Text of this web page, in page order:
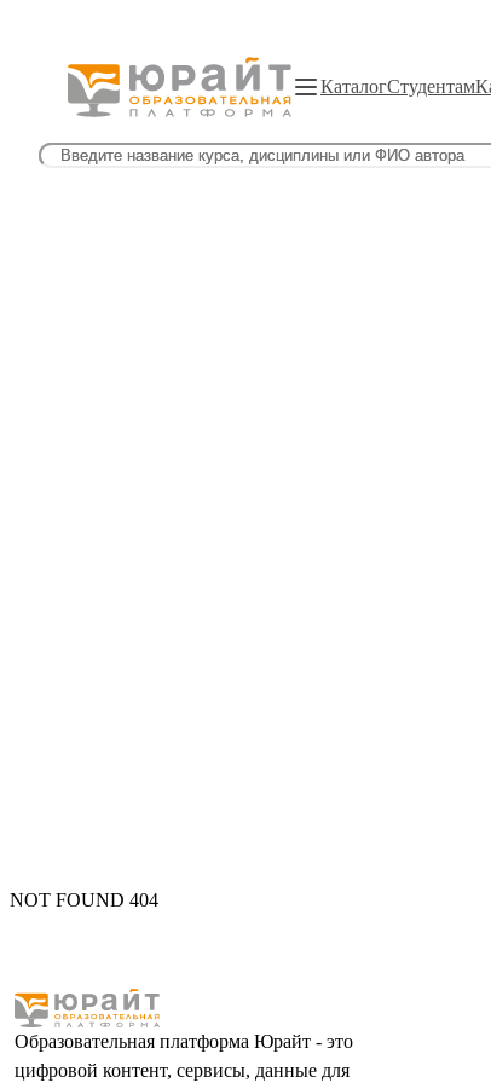
КаталогСтудентам
NOT FOUND 404
Образовательная платформа Юрайт - это
цифровой контент, сервисы, данные для